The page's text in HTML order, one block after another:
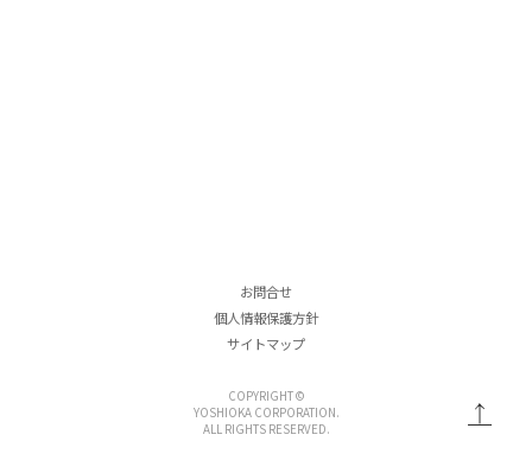
お問合せ
個人情報保護方針
サイトマップ
COPYRIGHT ©
YOSHIOKA CORPORATION.
ALL RIGHTS RESERVED.